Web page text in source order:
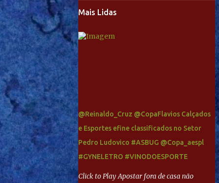
Mais Lidas
@Reinaldo_Cruz @CopaFlavios Calçados
e Esportes efine classificados no Setor
Pedro Ludovico #ASBUG @Copa_aespl
#GYNELETRO #VINODOESPORTE
Click to Play Apostar fora de casa não